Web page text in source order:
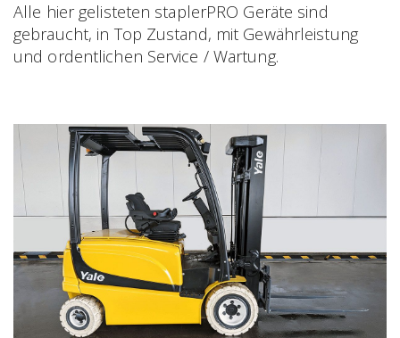
Alle hier gelisteten staplerPRO Geräte sind
gebraucht, in Top Zustand, mit Gewährleistung
und ordentlichen Service / Wartung.